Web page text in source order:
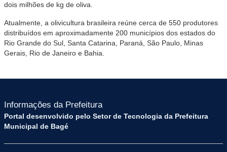
dois milhões de kg de oliva.
Atualmente, a olivicultura brasileira reúne cerca de 550 produtores
distribuídos em aproximadamente 200 municípios dos estados do
Rio Grande do Sul, Santa Catarina, Paraná, São Paulo, Minas
Gerais, Rio de Janeiro e Bahia.
Informações da Prefeitura
Portal desenvolvido pelo Setor de Tecnologia da Prefeitura
Municipal de Bagé